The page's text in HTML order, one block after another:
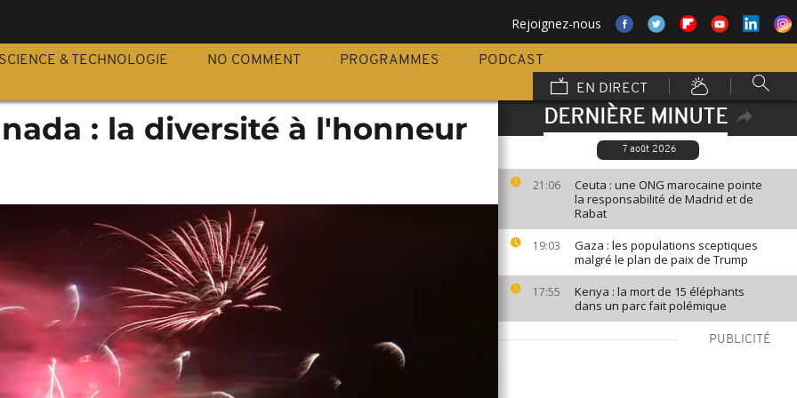
Rejoignez-nous
SCIENCE & TECHNOLOGIE NO COMMENT PROGRAMMES
PODCAST
EN DIRECT
DERNIÈRE MINUTE
7 août 2026
21:06
Ceuta : une ONG marocaine pointe
la responsabilité de Madrid et de
Rabat
19:03
Gaza : les populations sceptiques
malgré le plan de paix de Trump
17:55
Kenya : la mort de 15 éléphants
dans un parc fait polémique
PUBLICITÉ
: la diversité à l'honneur